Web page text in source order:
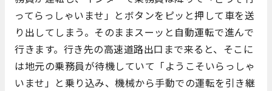
ってらっしゃいませ」とボタンをピッと押して車を送
り出してしまう。そのままスーッと自動運転で進んで
行きます。行き先の高速道路出口まで来ると、そこに
は地元の乗務員が待機していて「ようこそいらっしゃ
いませ」と乗り込み、機械から手動での運転を引き継